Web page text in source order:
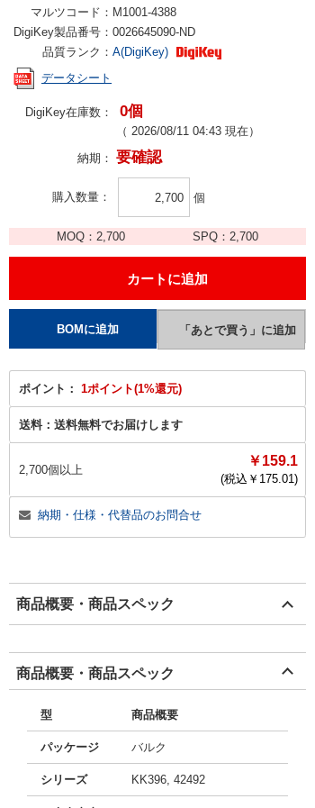
マルツコード： M1001-4388
DigiKey製品番号： 0026645090-ND
品質ランク： A(DigiKey)
データシート
DigiKey在庫数： 0個
（ 2026/08/11 04:43 現在）
納期： 要確認
購入数量 個
MOQ： 2,700 SPQ：2,700
ポイント： 1ポイント(1%還元)
送料： 送料無料でお届けします
2,700個以上
￥159.1
(税込￥ 175.01)
納期・仕様・代替品のお問合せ
商品概要・商品スペック
商品概要・商品スペック
型 商品概要
パッケージ バルク
シリーズ KK396, 42492